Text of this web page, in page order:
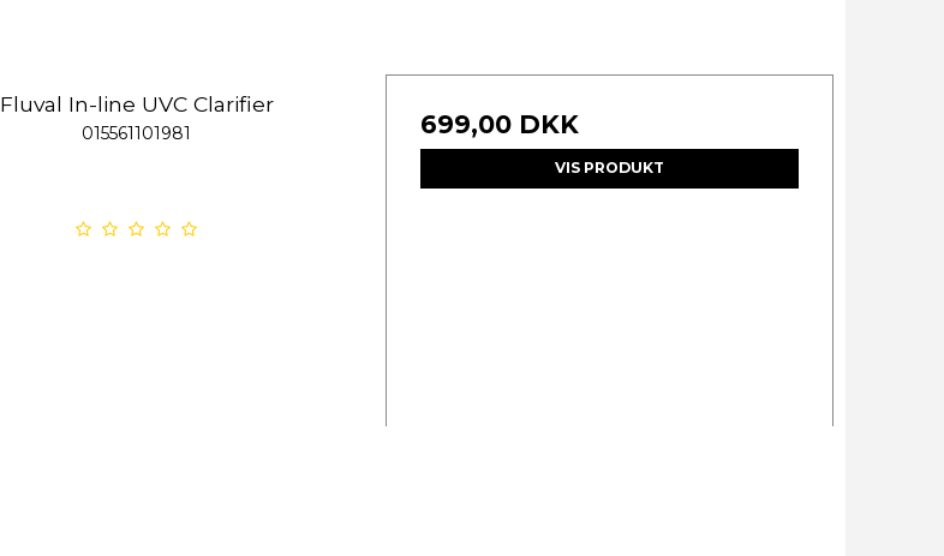
Fluval In-line UVC Clarifier
015561101981 699,00 DKK
VIS PRODUKT